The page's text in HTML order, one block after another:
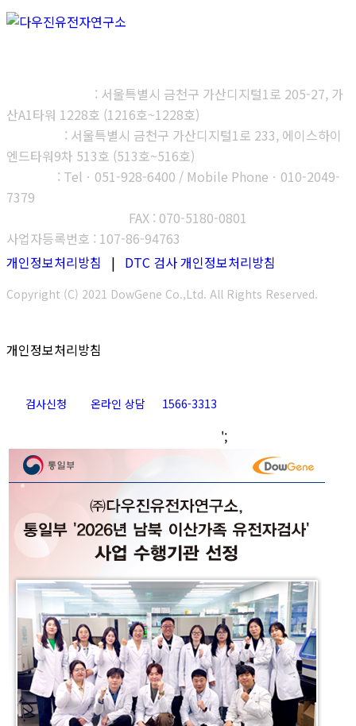
: 서울특별시 금천구 가산디지털1로 205-27, 가
산A1타워 1228호 (1216호~1228호)
: 서울특별시 금천구 가산디지털1로 233, 에이스하이
엔드타워9차 513호 (513호~516호)
: Telㆍ051-928-6400 / Mobile Phoneㆍ010-2049-
7379
FAX : 070-5180-0801
사업자등록번호 : 107-86-94763
개인정보처리방침 | DTC 검사 개인정보처리방침
Copyright (C) 2021 DowGene Co.,Ltd. All Rights Reserved.
개인정보처리방침
검사신청 온라인 상담 1566-3313
Go
';